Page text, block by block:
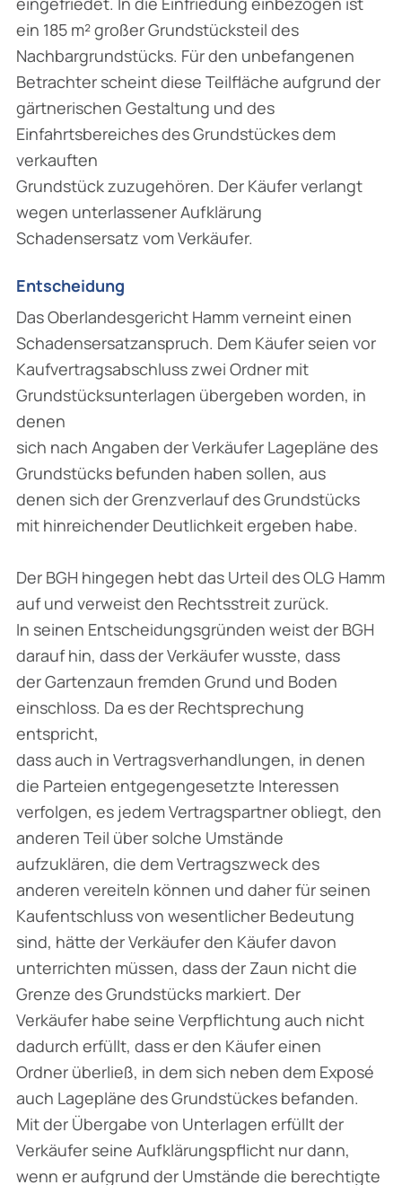
ein 185 m² großer Grundstücksteil des
Nachbargrundstücks. Für den unbefangenen
Betrachter scheint diese Teilfläche aufgrund der
gärtnerischen Gestaltung und des
Einfahrtsbereiches des Grundstückes dem
verkauften
Grundstück zuzugehören. Der Käufer verlangt
wegen unterlassener Aufklärung
Schadensersatz vom Verkäufer.
Entscheidung
Das Oberlandesgericht Hamm verneint einen
Schadensersatzanspruch. Dem Käufer seien vor
Kaufvertragsabschluss zwei Ordner mit
Grundstücksunterlagen übergeben worden, in
denen
sich nach Angaben der Verkäufer Lagepläne des
Grundstücks befunden haben sollen, aus
denen sich der Grenzverlauf des Grundstücks
mit hinreichender Deutlichkeit ergeben habe.
Der BGH hingegen hebt das Urteil des OLG Hamm
auf und verweist den Rechtsstreit zurück.
In seinen Entscheidungsgründen weist der BGH
darauf hin, dass der Verkäufer wusste, dass
der Gartenzaun fremden Grund und Boden
einschloss. Da es der Rechtsprechung
entspricht,
dass auch in Vertragsverhandlungen, in denen
die Parteien entgegengesetzte Interessen
verfolgen, es jedem Vertragspartner obliegt, den
anderen Teil über solche Umstände
aufzuklären, die dem Vertragszweck des
anderen vereiteln können und daher für seinen
Kaufentschluss von wesentlicher Bedeutung
sind, hätte der Verkäufer den Käufer davon
unterrichten müssen, dass der Zaun nicht die
Grenze des Grundstücks markiert. Der
Verkäufer habe seine Verpflichtung auch nicht
dadurch erfüllt, dass er den Käufer einen
Ordner überließ, in dem sich neben dem Exposé
auch Lagepläne des Grundstückes befanden.
Mit der Übergabe von Unterlagen erfüllt der
Verkäufer seine Aufklärungspflicht nur dann,
wenn er aufgrund der Umstände die berechtigte